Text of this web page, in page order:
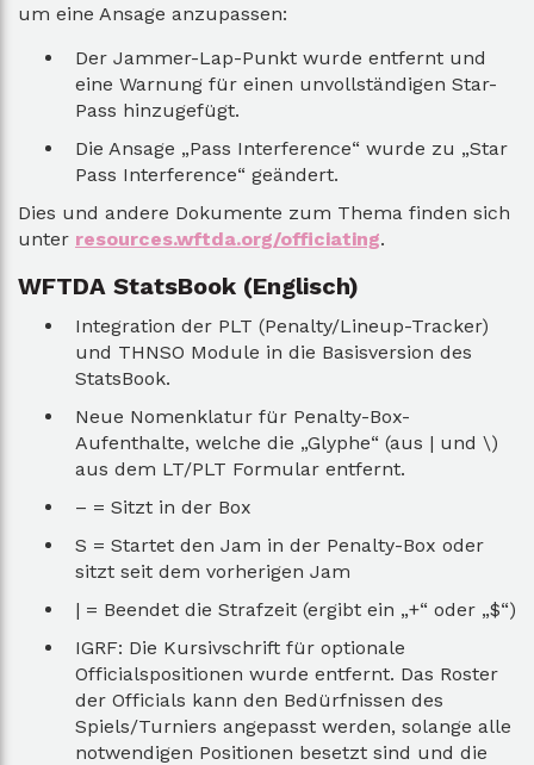
um eine Ansage anzupassen:
Der Jammer-Lap-Punkt wurde entfernt und
eine Warnung für einen unvollständigen Star-
Pass hinzugefügt.
Die Ansage „Pass Interference“ wurde zu „Star
Pass Interference“ geändert.
Dies und andere Dokumente zum Thema finden sich
unter resources.wftda.org/officiating.
WFTDA StatsBook (Englisch)
Integration der PLT (Penalty/Lineup-Tracker)
und THNSO Module in die Basisversion des
StatsBook.
Neue Nomenklatur für Penalty-Box-
Aufenthalte, welche die „Glyphe“ (aus | und \)
aus dem LT/PLT Formular entfernt.
– = Sitzt in der Box
S = Startet den Jam in der Penalty-Box oder
sitzt seit dem vorherigen Jam
| = Beendet die Strafzeit (ergibt ein „+“ oder „$“)
IGRF: Die Kursivschrift für optionale
Officialspositionen wurde entfernt. Das Roster
der Officials kann den Bedürfnissen des
Spiels/Turniers angepasst werden, solange alle
notwendigen Positionen besetzt sind und die